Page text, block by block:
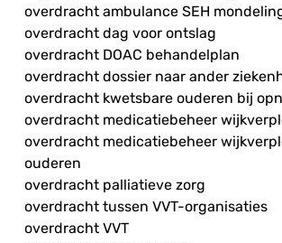
overdracht ambulance SEH
overdracht dag voor ontslag
overdracht DOAC behandelplan
overdracht dossier naar ander
overdracht kwetsbare ouderen bij
overdracht medicatiebeheer
overdracht medicatiebeheer
ouderen
overdracht palliatieve zorg
overdracht tussen VVT-organisaties
overdracht VVT